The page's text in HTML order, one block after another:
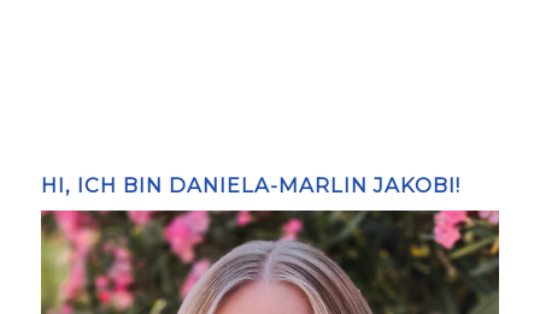
HI, ICH BIN DANIELA-MARLIN JAKOBI!